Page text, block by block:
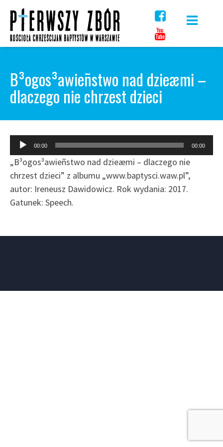
content
B³ogos³awieñstwo nad dzieæmi –
dlaczego nie chrzest dzieci
Odtwarzacz
plików
dźwiękowych
00:00 00:00
„B³ogos³awieñstwo nad dzieæmi – dlaczego nie
chrzest dzieci” z albumu „www.baptysci.waw.pl”,
autor: Ireneusz Dawidowicz. Rok wydania: 2017.
Gatunek: Speech.